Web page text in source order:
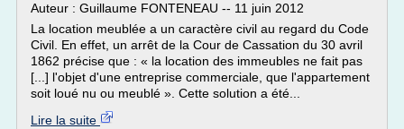
Auteur : Guillaume FONTENEAU -- 11 juin 2012
La location meublée a un caractère civil au regard du Code
Civil. En effet, un arrêt de la Cour de Cassation du 30 avril
1862 précise que : « la location des immeubles ne fait pas
[...] l'objet d'une entreprise commerciale, que l'appartement
soit loué nu ou meublé ». Cette solution a été...
Lire la suite